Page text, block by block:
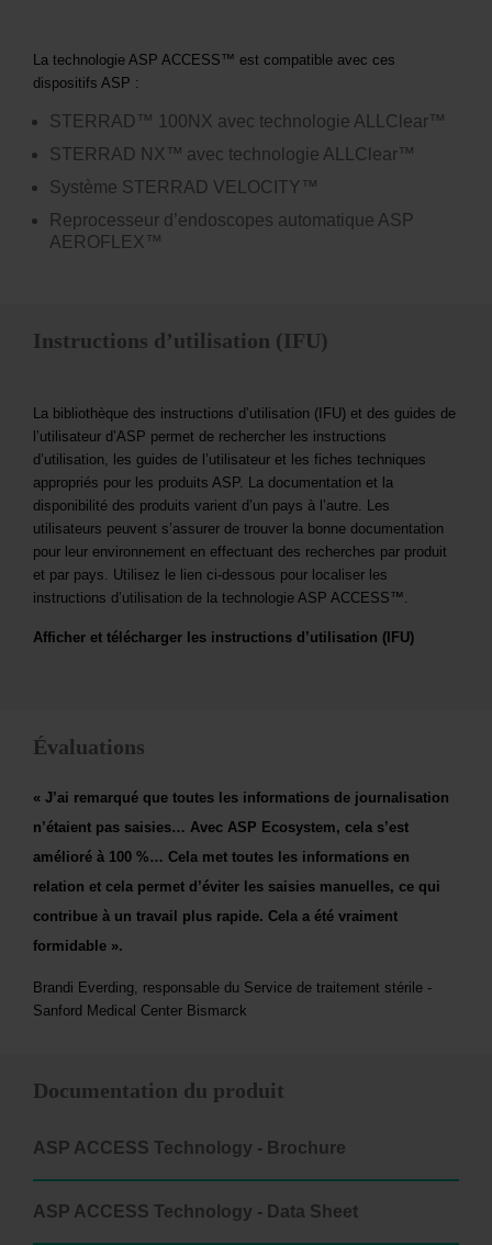
La technologie ASP ACCESS™ est compatible avec ces
dispositifs ASP :
STERRAD™ 100NX avec technologie ALLClear™
STERRAD NX™ avec technologie ALLClear™
Système STERRAD VELOCITY™
Reprocesseur d’endoscopes automatique ASP
AEROFLEX™
Instructions d’utilisation (IFU)
La bibliothèque des instructions d’utilisation (IFU) et des guides de
l’utilisateur d’ASP permet de rechercher les instructions
d’utilisation, les guides de l’utilisateur et les fiches techniques
appropriés pour les produits ASP. La documentation et la
disponibilité des produits varient d’un pays à l’autre. Les
utilisateurs peuvent s’assurer de trouver la bonne documentation
pour leur environnement en effectuant des recherches par produit
et par pays. Utilisez le lien ci-dessous pour localiser les
instructions d’utilisation de la technologie ASP ACCESS™.
Afficher et télécharger les instructions d’utilisation (IFU)
Évaluations
« J’ai remarqué que toutes les informations de journalisation
n’étaient pas saisies… Avec ASP Ecosystem, cela s’est
amélioré à 100 %… Cela met toutes les informations en
relation et cela permet d’éviter les saisies manuelles, ce qui
contribue à un travail plus rapide. Cela a été vraiment
formidable ».
Brandi Everding, responsable du Service de traitement stérile -
Sanford Medical Center Bismarck
Documentation du produit
ASP ACCESS Technology - Brochure
ASP ACCESS Technology - Data Sheet